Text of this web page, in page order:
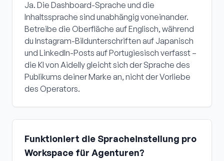
Ja. Die Dashboard-Sprache und die
Inhaltssprache sind unabhängig voneinander.
Betreibe die Oberfläche auf Englisch, während
du Instagram-Bildunterschriften auf Japanisch
und LinkedIn-Posts auf Portugiesisch verfasst –
die KI von Aidelly gleicht sich der Sprache des
Publikums deiner Marke an, nicht der Vorliebe
des Operators.
Funktioniert die Spracheinstellung pro
Workspace für Agenturen?